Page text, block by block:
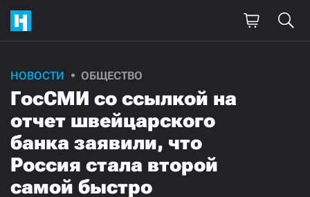
НОВОСТИ ОБЩЕСТВО
ГосСМИ cо ссылкой на
отчет швейцарского
банка заявили, что
Россия стала второй
самой быстро